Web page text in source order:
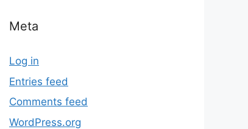
Meta
Log in
Entries feed
Comments feed
WordPress.org